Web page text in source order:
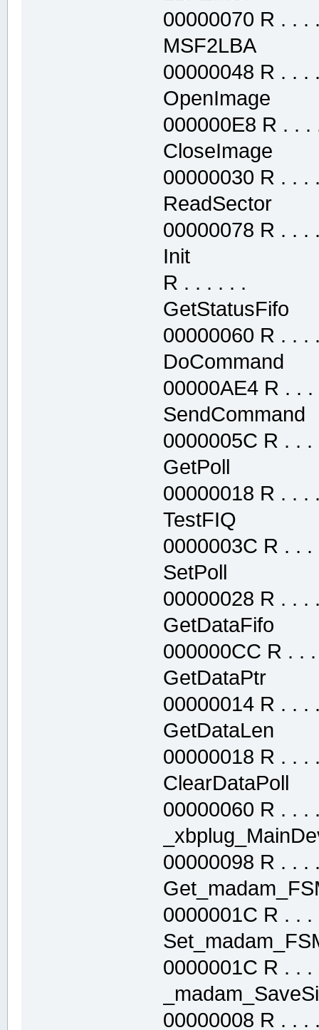
00000070 R . . .
MSF2LBA
00000048 R . . .
OpenImage
000000E8 R . . .
CloseImage
00000030 R . . .
ReadSector
00000078 R . . .
Init .text
R . . . . . .
00000060 R . . .
00000AE4 R . . .
0000005C R . . .
GetPoll
00000018 R . . .
TestFIQ
0000003C R . . .
SetPoll
00000028 R . . .
GetDataFifo
000000CC R . .
GetDataPtr
00000014 R . . .
GetDataLen
00000018 R . . .
00000060 R . . .
00000098 R . . .
0000001C R . . .
0000001C R . . .
00000008 R . . .